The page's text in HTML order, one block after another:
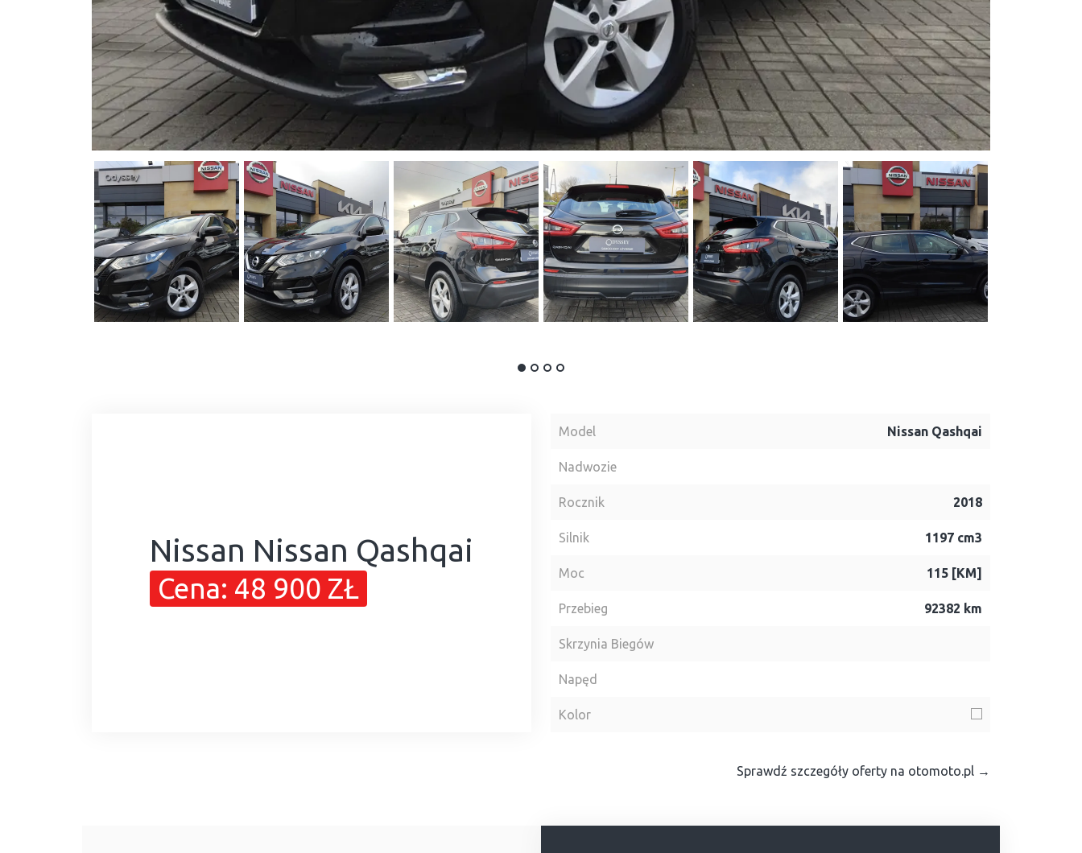
Nissan Nissan Qashqai
Cena: 48 900 ZŁ
Model Nissan Qashqai
Nadwozie
Rocznik 2018
Silnik 1197 cm3
Moc 115 [KM]
Przebieg 92382 km
Skrzynia Biegów
Napęd
Kolor
Sprawdź szczegóły oferty na otomoto.pl →